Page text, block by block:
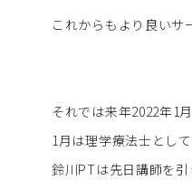
これからもより良いサ
それでは来年2022年1
1月は理学療法士とし
鈴川PTは先日講師を